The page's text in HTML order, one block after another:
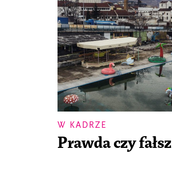
W KADRZE
Prawda czy fałsz